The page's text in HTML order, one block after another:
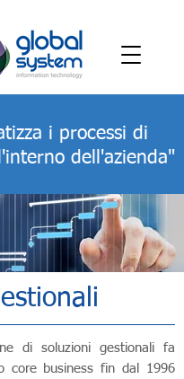
i processi di
dell'azienda"
di soluzioni gestionali fa
core business fin dal 1996